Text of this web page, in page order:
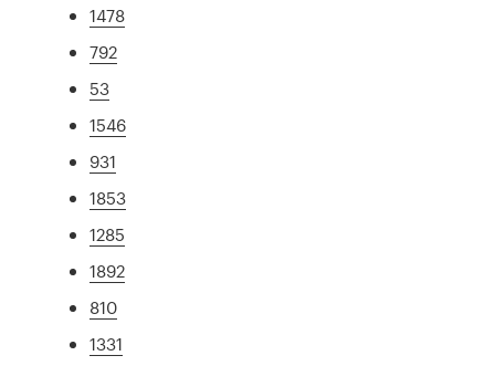
1478
792
53
1546
931
1853
1285
1892
810
1331